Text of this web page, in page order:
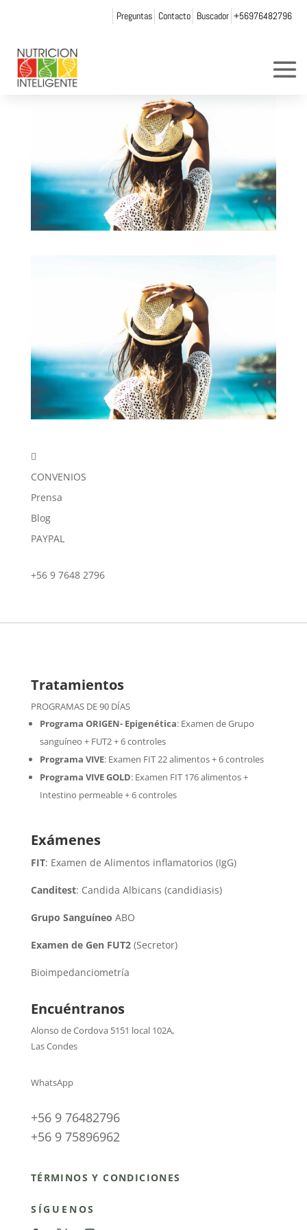
Preguntas Contacto Buscador +56976482796
porWeb Admin NI

CONVENIOS
Prensa
Blog
PAYPAL
+56 9 7648 2796
Tratamientos
PROGRAMAS DE 90 DÍAS
Programa ORIGEN- Epigenética:Examen de Grupo
sanguíneo + FUT2 + 6 controles
Programa VIVE: Examen FIT 22 alimentos + 6 controles
Programa VIVE GOLD: Examen FIT 176 alimentos +
Intestino permeable + 6 controles
Exámenes
FIT: Examen de Alimentos inflamatorios (IgG)
Canditest: Candida Albicans (candidiasis)
Grupo Sanguíneo ABO
Examen de Gen FUT2(Secretor)
Bioimpedanciometría
Encuéntranos
Alonso de Cordova 5151 local 102A,
Las Condes
WhatsApp
+56 9 76482796
+56 9 75896962
TÉRMINOS Y CONDICIONES
SÍGUENOS